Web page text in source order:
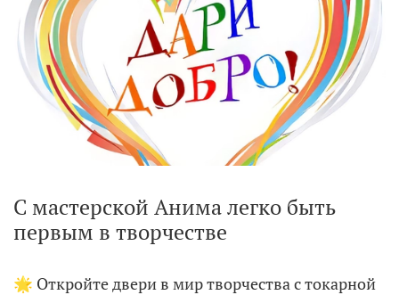
С мастерской Анима легко быть
первым в творчестве
🌟 Откройте двери в мир творчества с токарной